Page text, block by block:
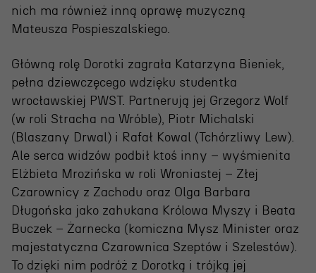
OSIECKA. ARCHIPELAGI
reż. Jacek Bała
nich ma również inną oprawę muzyczną
Mateusza Pospieszalskiego.
Główną rolę Dorotki zagrała Katarzyna Bieniek,
pełna dziewczęcego wdzięku studentka
wrocławskiej PWST. Partnerują jej Grzegorz Wolf
(w roli Stracha na Wróble), Piotr Michalski
(Blaszany Drwal) i Rafał Kowal (Tchórzliwy Lew).
Ale serca widzów podbił ktoś inny – wyśmienita
Elżbieta Mrozińska w roli Wroniastej – Złej
Czarownicy z Zachodu oraz Olga Barbara
Długońska jako zahukana Królowa Myszy i Beata
Buczek – Żarnecka (komiczna Mysz Minister oraz
majestatyczna Czarownica Szeptów i Szelestów).
To dzięki nim podróż z Dorotką i trójką jej